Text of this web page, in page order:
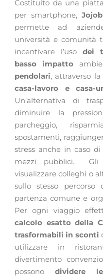
Costituito da una
per smartphone,
permette ad
università e comunità
incentivare l’uso dei
basso impatto
pendolari, attraverso
casa-lavoro e casa-
Un’alternativa di
diminuire la
parcheggio,
spostamenti,
stress anche in caso di
mezzi pubblici.
Gli
visualizzare colleghi o
sullo stesso
partenza comune e
Per ogni viaggio
calcolo esatto della
trasformabili in sconti
utilizzare in
divertimento
possonodividere